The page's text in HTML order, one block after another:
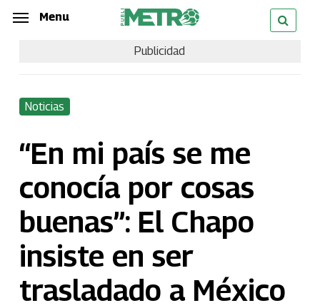
Skip
content
Menu
Publicidad
Noticias
“En mi país se me
conocía por cosas
buenas”: El Chapo
insiste en ser
trasladado a México
Menu